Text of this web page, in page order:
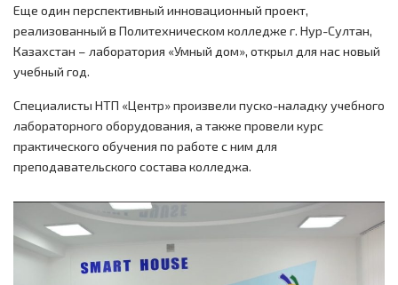
Еще один перспективный инновационный проект,
реализованный в Политехническом колледже г. Нур-Султан,
Казахстан – лаборатория «Умный дом», открыл для нас новый
учебный год.
Специалисты НТП «Центр» произвели пуско-наладку учебного
лабораторного оборудования, а также провели курс
практического обучения по работе с ним для
преподавательского состава колледжа.